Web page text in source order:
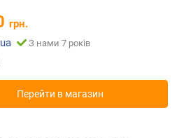
грн.
З нами 7 років
Перейти в магазин